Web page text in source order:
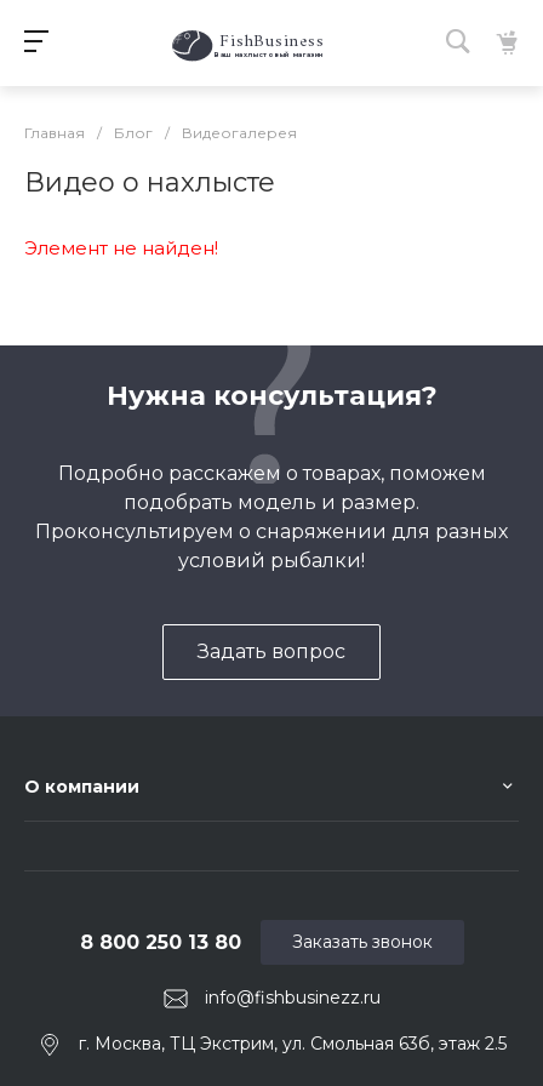
FishBusiness
Ваш нахлыстовый магазин
Главная / Блог / Видеогалерея
Видео о нахлысте
Элемент не найден!
Нужна консультация?
Подробно расскажем о товарах, поможем
подобрать модель и размер.
Проконсультируем о снаряжении для разных
условий рыбалки!
Задать вопрос
О компании
info@fishbusinezz.ru
8 800 250 13 80
г. Москва, ТЦ Экстрим, ул. Смольная 63б, этаж 2.5
Заказать звонок